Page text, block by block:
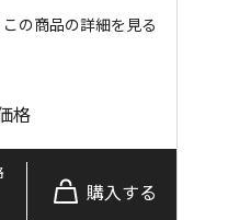
この商品の詳細を見る
格
購入する